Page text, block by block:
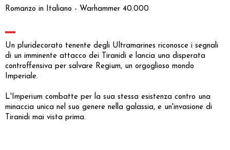
Romanzo in Italiano - Warhammer 40.000
Un pluridecorato tenente degli Ultramarines riconosce i segnali
di un imminente attacco dei Tiranidi e lancia una disperata
controffensiva per salvare Regium, un orgoglioso mondo
Imperiale.
L'Imperium combatte per la sua stessa esistenza contro una
minaccia unica nel suo genere nella galassia, e un'invasione di
Tiranidi mai vista prima.